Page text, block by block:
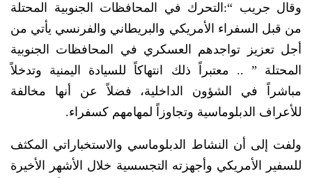
وقال جريب “:التحرك في المحافظات الجنوبية المحتلة
من قبل السفراء الأمريكي والبريطاني والفرنسي يأتي من
أجل تعزيز تواجدهم العسكري في المحافظات الجنوبية
المحتلة ” .. معتبراً ذلك انتهاكاً للسيادة اليمنية وتدخلاً
مباشراً في الشؤون الداخلية، فضلاً عن أنها مخالفة
للأعراف الدبلوماسية وتجاوزاً لمهامهم كسفراء.
ولفت إلى أن النشاط الدبلوماسي والاستخباراتي المكثف
للسفير الأمريكي وأجهزته التجسسية خلال الأشهر الأخيرة